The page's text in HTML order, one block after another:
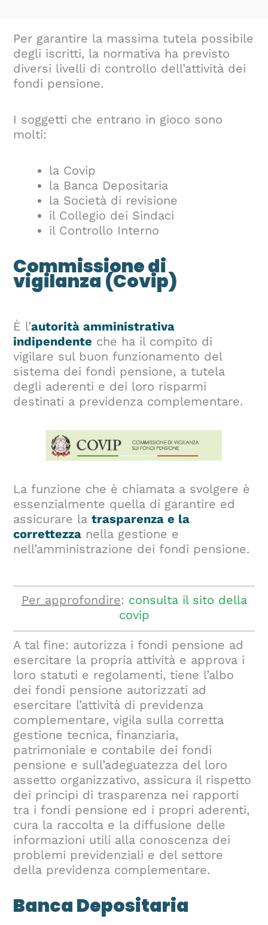
Per garantire la massima tutela possibile
degli iscritti, la normativa ha previsto
diversi livelli di controllo dell’attività dei
fondi pensione.
I soggetti che entrano in gioco sono
molti:
la Covip
la Banca Depositaria
la Società di revisione
il Collegio dei Sindaci
il Controllo Interno
Commissione di
vigilanza (Covip)
È l’autorità amministrativa
indipendente che ha il compito di
vigilare sul buon funzionamento del
sistema dei fondi pensione, a tutela
degli aderenti e dei loro risparmi
destinati a previdenza complementare.
La funzione che è chiamata a svolgere è
essenzialmente quella di garantire ed
assicurare latrasparenza e la
correttezza nella gestione e
nell’amministrazione dei fondi pensione.
Per approfondire: consulta il sito della
covip
A tal fine: autorizza i fondi pensione ad
esercitare la propria attività e approva i
loro statuti e regolamenti, tiene l’albo
dei fondi pensione autorizzati ad
esercitare l’attività di previdenza
complementare, vigila sulla corretta
gestione tecnica, finanziaria,
patrimoniale e contabile dei fondi
pensione e sull’adeguatezza del loro
assetto organizzativo, assicura il rispetto
dei principi di trasparenza nei rapporti
tra i fondi pensione ed i propri aderenti,
cura la raccolta e la diffusione delle
informazioni utili alla conoscenza dei
problemi previdenziali e del settore
della previdenza complementare.
Banca Depositaria